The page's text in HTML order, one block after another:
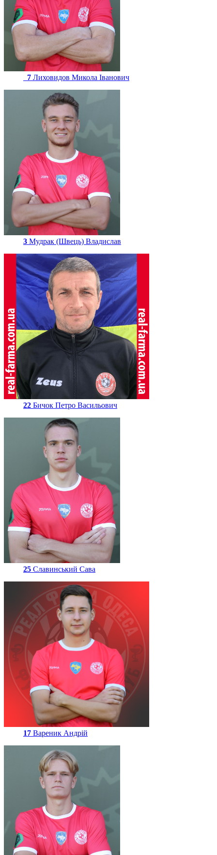
7 Лиховидов Микола Іванович
3 Мудрак (Швець) Владислав
22 Бичок Петро Васильович
25 Славинський Сава
17 Вареник Андрій